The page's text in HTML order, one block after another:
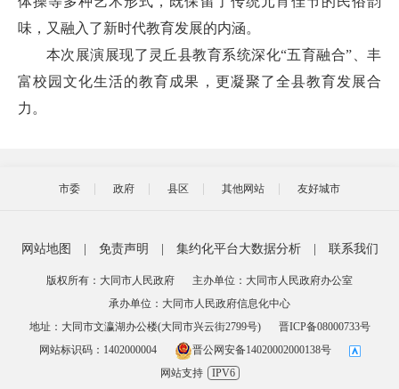
味，又融入了新时代教育发展的内涵。
本次展演展现了灵丘县教育系统深化“五育融合”、丰
富校园文化生活的教育成果，更凝聚了全县教育发展合
力。
市委 政府 县区 其他网站 友好城市
网站地图 免责声明 集约化平台大数据分析 联系我们
版权所有：大同市人民政府
主办单位：大同市人民政府办公室
承办单位：大同市人民政府信息化中心
地址：大同市文瀛湖办公楼(大同市兴云街2799号)
晋ICP备08000733号
网站标识码：1402000004
晋公网安备14020002000138号
网站支持
IPV6